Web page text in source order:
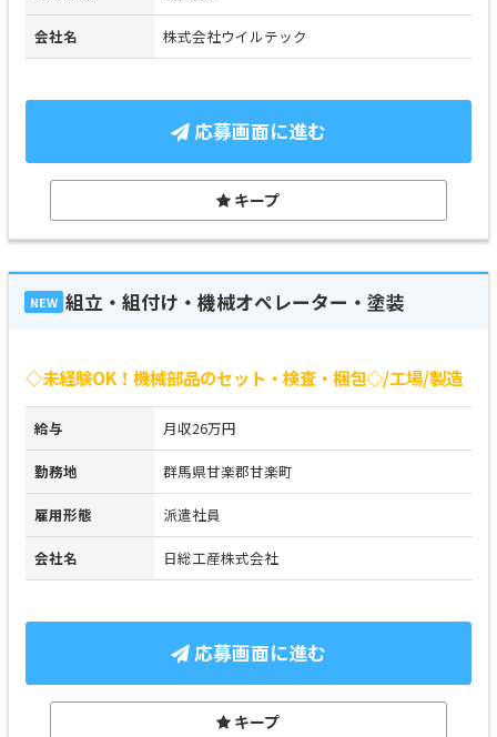
会社名 株式会社ウイルテック
応募画面に進む
キープ
NEW 組立・組付け・機械オペレーター・塗装
◇未経験OK！機械部品のセット・検査・梱包◇/工場/製造
給与 月収26万円
勤務地 群馬県甘楽郡甘楽町
雇用形態 派遣社員
会社名 日総工産株式会社
応募画面に進む
キープ